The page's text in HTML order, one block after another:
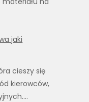
jaki
cieszy się
kierowców,